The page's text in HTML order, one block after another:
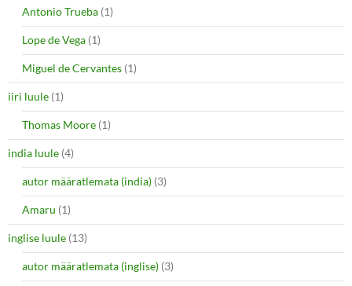
Antonio Trueba (1)
Lope de Vega (1)
Miguel de Cervantes (1)
iiri luule (1)
Thomas Moore (1)
india luule (4)
autor määratlemata (india) (3)
Amaru (1)
inglise luule (13)
autor määratlemata (inglise) (3)